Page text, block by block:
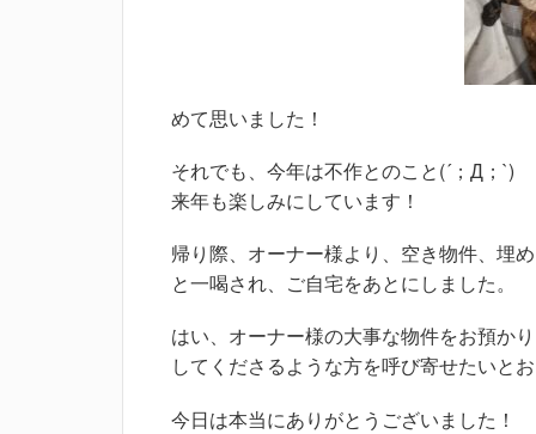
めて思いました！
それでも、今年は不作とのこと(´；Д；`)
来年も楽しみにしています！
帰り際、オーナー様より、空き物件、埋
と一喝され、ご自宅をあとにしました。
はい、オーナー様の大事な物件をお預か
してくださるような方を呼び寄せたいと
今日は本当にありがとうございました！